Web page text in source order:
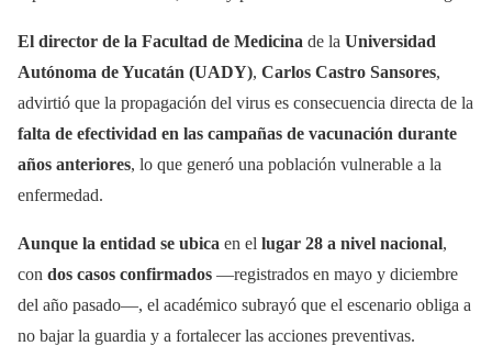
El director de la Facultad de Medicina de la Universidad
Autónoma de Yucatán (UADY), Carlos Castro Sansores,
advirtió que la propagación del virus es consecuencia directa de la
falta de efectividad en las campañas de vacunación durante
años anteriores, lo que generó una población vulnerable a la
enfermedad.
Aunque la entidad se ubica en el lugar 28 a nivel nacional,
con dos casos confirmados —registrados en mayo y diciembre
del año pasado—, el académico subrayó que el escenario obliga a
no bajar la guardia y a fortalecer las acciones preventivas.